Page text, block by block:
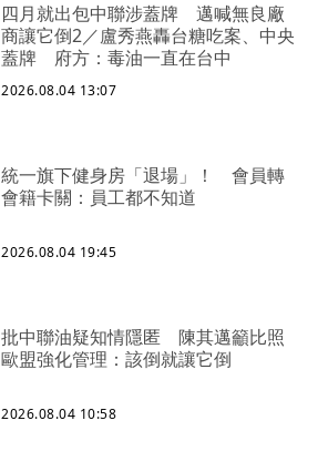
四月就出包中聯涉蓋牌 邁喊無良廠
商讓它倒2／盧秀燕轟台糖吃案、中央
蓋牌 府方：毒油一直在台中
2026.08.04 13:07
統一旗下健身房「退場」！ 會員轉
會籍卡關：員工都不知道
2026.08.04 19:45
批中聯油疑知情隱匿 陳其邁籲比照
歐盟強化管理：該倒就讓它倒
2026.08.04 10:58